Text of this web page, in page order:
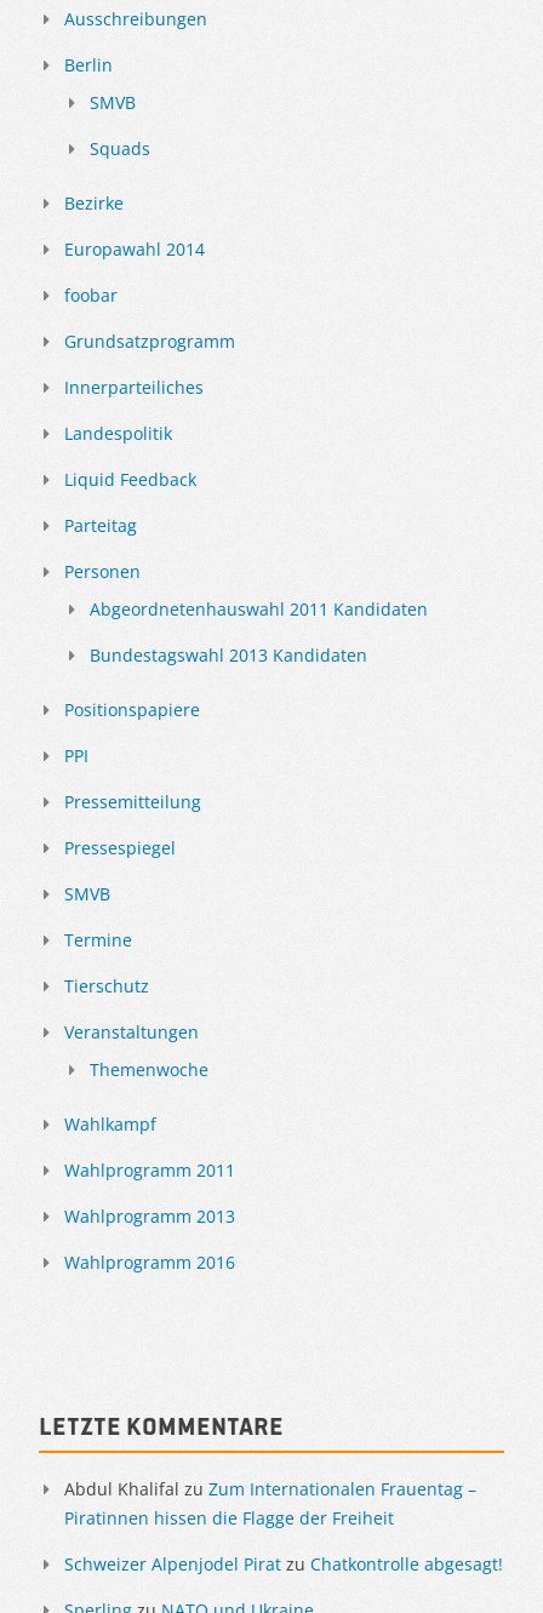
Ausschreibungen
Berlin
SMVB
Squads
Bezirke
Europawahl 2014
foobar
Grundsatzprogramm
Innerparteiliches
Landespolitik
Liquid Feedback
Parteitag
Personen
Abgeordnetenhauswahl 2011 Kandidaten
Bundestagswahl 2013 Kandidaten
Positionspapiere
PPI
Pressemitteilung
Pressespiegel
SMVB
Termine
Tierschutz
Veranstaltungen
Themenwoche
Wahlkampf
Wahlprogramm 2011
Wahlprogramm 2013
Wahlprogramm 2016
Letzte Kommentare
Abdul Khalifal zu Zum Internationalen Frauentag –
Piratinnen hissen die Flagge der Freiheit
Schweizer Alpenjodel Pirat zu Chatkontrolle abgesagt!